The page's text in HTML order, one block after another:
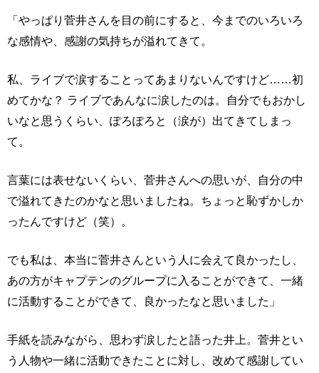
「やっぱり菅井さんを目の前にすると、今までのいろいろ
な感情や、感謝の気持ちが溢れてきて。
私、ライブで涙することってあまりないんですけど……初
めてかな？ ライブであんなに涙したのは。自分でもおかし
いなと思うくらい、ぽろぽろと（涙が）出てきてしまっ
て。
言葉には表せないくらい、菅井さんへの思いが、自分の中
で溢れてきたのかなと思いましたね。ちょっと恥ずかしか
ったんですけど（笑）。
でも私は、本当に菅井さんという人に会えて良かったし、
あの方がキャプテンのグループに入ることができて、一緒
に活動することができて、良かったなと思いました」
手紙を読みながら、思わず涙したと語った井上。菅井とい
う人物や一緒に活動できたことに対し、改めて感謝してい